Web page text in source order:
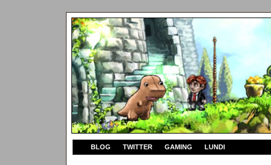
BLOG TWITTER GAMING LUNDI